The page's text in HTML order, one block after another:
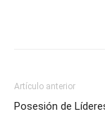
Artículo anterior
Posesión de